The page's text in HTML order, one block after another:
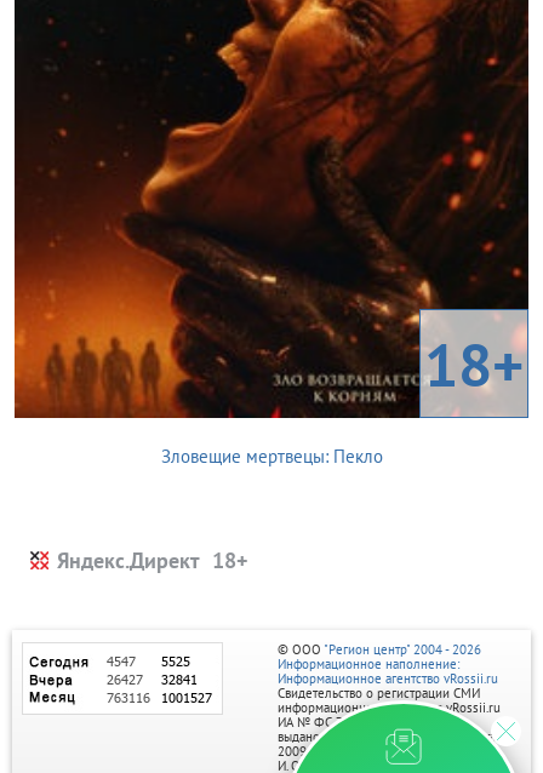
18+
Зловещие мертвецы: Пекло
Яндекс.Директ
© ООО "Регион центр" 2004 - 2026
Информационное наполнение:
Информационное агентство vRossii.ru
Свидетельство о регистрации СМИ
информационного агентства vRossii.ru
ИА № ФС 77‑35502
выдано РОСКОМНАДЗОРом 04 марта
2009г.
И. О. Главного редактора Нарыков А. Н.